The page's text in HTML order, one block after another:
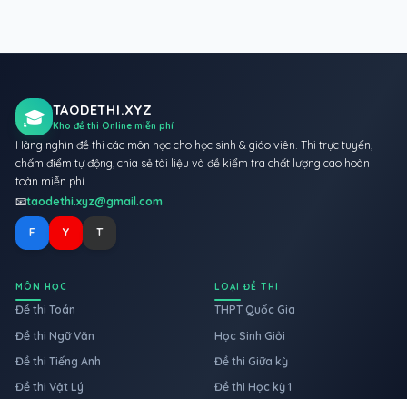
🎓 TAODETHI.XYZ
Kho đề thi Online miễn phí
Hàng nghìn đề thi các môn học cho học sinh & giáo viên. Thi trực tuyến,
chấm điểm tự động, chia sẻ tài liệu và đề kiểm tra chất lượng cao hoàn
toàn miễn phí.
📧taodethi.xyz@gmail.com
F Y T
MÔN HỌC
Đề thi Toán
Đề thi Ngữ Văn
Đề thi Tiếng Anh
Đề thi Vật Lý
LOẠI ĐỀ THI
THPT Quốc Gia
Học Sinh Giỏi
Đề thi Giữa kỳ
Đề thi Học kỳ 1